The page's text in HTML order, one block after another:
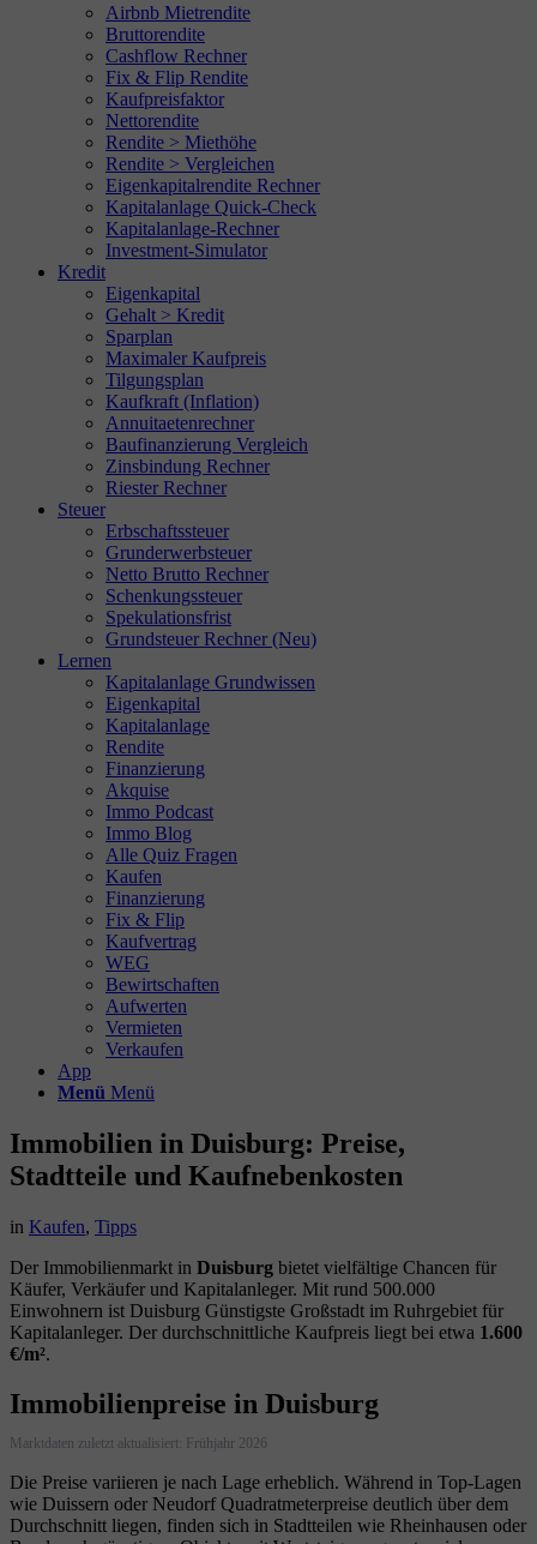
Airbnb Mietrendite
Bruttorendite
Cashflow Rechner
Fix & Flip Rendite
Kaufpreisfaktor
Nettorendite
Rendite > Miethöhe
Rendite > Vergleichen
Eigenkapitalrendite Rechner
Kapitalanlage Quick-Check
Kapitalanlage-Rechner
Investment-Simulator
Kredit
Eigenkapital
Gehalt > Kredit
Sparplan
Maximaler Kaufpreis
Tilgungsplan
Kaufkraft (Inflation)
Annuitaetenrechner
Baufinanzierung Vergleich
Zinsbindung Rechner
Riester Rechner
Steuer
Erbschaftssteuer
Grunderwerbsteuer
Netto Brutto Rechner
Schenkungssteuer
Spekulationsfrist
Grundsteuer Rechner (Neu)
Lernen
Kapitalanlage Grundwissen
Eigenkapital
Kapitalanlage
Rendite
Finanzierung
Akquise
Immo Podcast
Immo Blog
Alle Quiz Fragen
Kaufen
Finanzierung
Fix & Flip
Kaufvertrag
WEG
Bewirtschaften
Aufwerten
Vermieten
Verkaufen
App
Menü Menü
Immobilien in Duisburg: Preise,
Stadtteile und Kaufnebenkosten
in Kaufen, Tipps
Der Immobilienmarkt in Duisburg bietet vielfältige Chancen für
Käufer, Verkäufer und Kapitalanleger. Mit rund 500.000
Einwohnern ist Duisburg Günstigste Großstadt im Ruhrgebiet für
Kapitalanleger. Der durchschnittliche Kaufpreis liegt bei etwa 1.600
€/m².
Immobilienpreise in Duisburg
Marktdaten zuletzt aktualisiert: Frühjahr 2026
Die Preise variieren je nach Lage erheblich. Während in Top-Lagen
wie Duissern oder Neudorf Quadratmeterpreise deutlich über dem
Durchschnitt liegen, finden sich in Stadtteilen wie Rheinhausen oder